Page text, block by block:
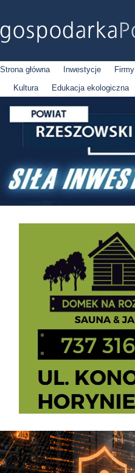
Strona główna Inwestycje Firmy
Kultura
Edukacja ekologiczna